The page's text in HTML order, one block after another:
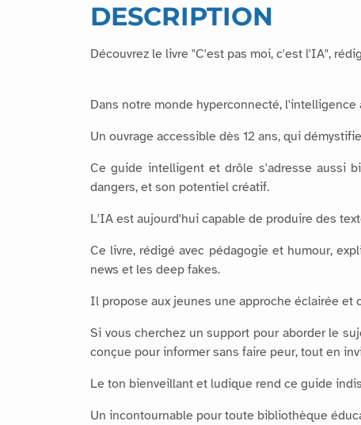
DESCRIPTION
Découvrez le livre "C'est pas moi, c'est l'IA",
Dans notre monde hyperconnecté,
Un ouvrage accessible dès 12 ans, qui
Ce guide intelligent et drôle s'adresse aussi
dangers, et son potentiel créatif.
L'IA est aujourd'hui capable de produire des
Ce livre, rédigé avec pédagogie et humour,
news et les deep fakes.
Il propose aux jeunes une approche éclairée
Si vous cherchez un support pour aborder le
conçue pour informer sans faire peur, tout en
Le ton bienveillant et ludique rend ce guide
Un incontournable pour toute bibliothèque